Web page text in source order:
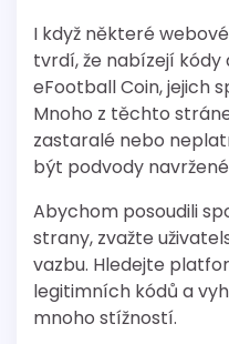
I když některé
tvrdí, že nabízejí
eFootball Coin, jejich
Mnoho z těchto
zastaralé nebo
být podvody
Abychom posoudili
strany, zvažte
vazbu. Hledejte
legitimních kódů a
mnoho stížností.